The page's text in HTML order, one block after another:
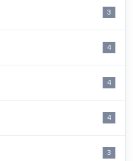
3
4
4
4
3